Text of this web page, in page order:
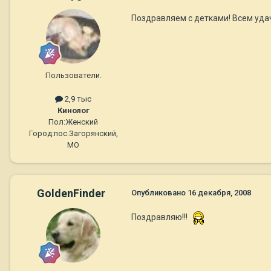
Пользователи.
2,9 тыс
Кинолог
Пол:Женский
Город:пос.Загорянский,
МО
Поздравляем с детками! Всем
GoldenFinder Опубликовано 16 декабря, 2008
Поздравляю!!!